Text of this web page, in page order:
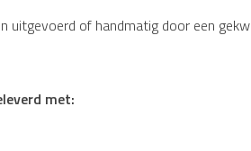
uitgevoerd of handmatig door een
met: